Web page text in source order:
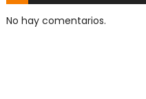
No hay comentarios.